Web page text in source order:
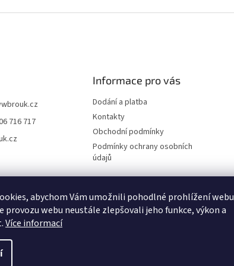
abychom Vám umožnili pohodlné prohlížení webu
provozu webu neustále zlepšovali jeho funkce, výkon a
Více informací
716 717
Informace pro vás
Dodání a platba
Kontakty
Obchodní podmínky
Podmínky ochrany osobních
údajů